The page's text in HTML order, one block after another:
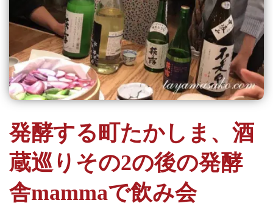
発酵する町たかしま、酒
蔵巡りその2の後の発酵
舎mammaで飲み会